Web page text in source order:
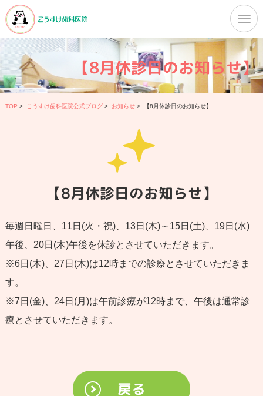
【8月休診日のお知らせ】
TOP > こうすけ歯科医院公式ブログ> お知らせ> 【8月休診日のお知らせ】
【8月休診日のお知らせ】
毎週日曜日、11日(火・祝)、13日(木)～15日(土)、19日(水)
午後、20日(木)午後を休診とさせていただきます。
※6日(木)、27日(木)は12時までの診療とさせていただきま
す。
※7日(金)、24日(月)は午前診療が12時まで、午後は通常診
療とさせていただきます。
戻る